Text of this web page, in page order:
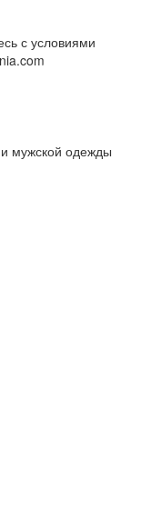
с условиями
мужской одежды